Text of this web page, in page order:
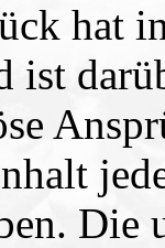
hat
ist